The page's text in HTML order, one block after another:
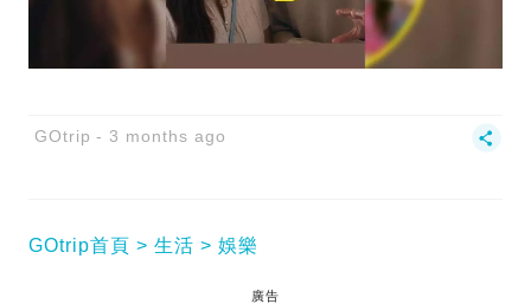
GOtrip 3 months ago
GOtrip首頁 生活 娛樂
廣告